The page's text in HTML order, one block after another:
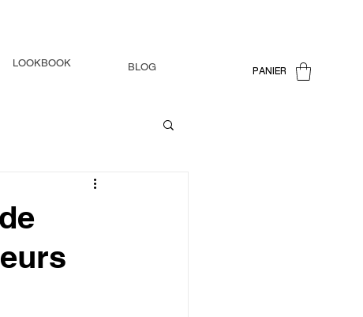
LOOKBOOK BLOG PANIER